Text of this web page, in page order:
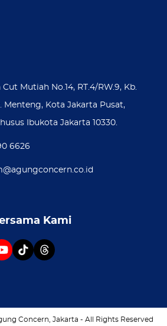
Cut Mutiah No.14, RT.4/RW.9, Kb.
Menteng, Kota Jakarta Pusat,
Ibukota Jakarta 10330.
6626
Kami
YouTube
TiktokThreads
Concern, Jakarta - All Rights Reserved